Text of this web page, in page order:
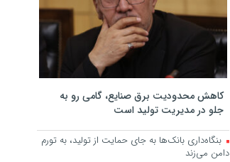
کاهش محدودیت برق صنایع، گامی رو به
جلو در مدیریت تولید است
بنگاه‌داری بانک‌ها به جای حمایت از تولید، به تورم
دامن می‌زند